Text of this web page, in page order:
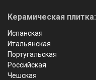
Керамическая плитка:
Испанская
Итальянская
Португальская
Российская
Чешская